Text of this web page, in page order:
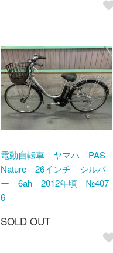
電動自転車 ヤマハ PAS
Nature 26インチ シルバ
ー 6ah 2012年頃 №407
6
SOLD OUT